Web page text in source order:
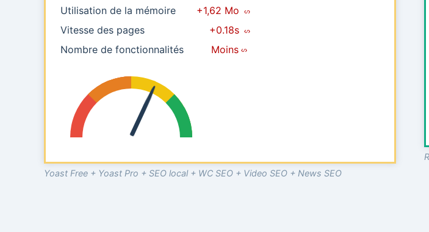
Utilisation de la mémoire
+1,62 Mo
Vitesse des pages
+0.18s
Nombre de fonctionnalités
Moins
Yoast Free + Yoast Pro + SEO local + WC SEO + Video SEO + News SEO